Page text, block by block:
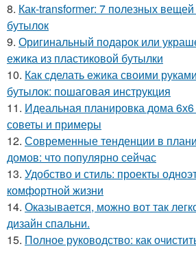
8. Как-transformer: 7 полезных
бутылок
9. Оригинальный подарок или
ежика из пластиковой бутылки
10. Как сделать ежика своими
бутылок: пошаговая инструкция
11. Идеальная планировка дома
советы и примеры
12. Современные тенденции в
домов: что популярно сейчас
13. Удобство и стиль: проекты
комфортной жизни
14. Оказывается, можно вот так
дизайн спальни.
15. Полное руководство: как